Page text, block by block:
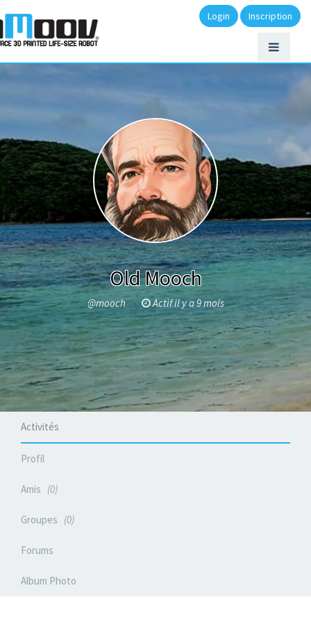
Login Inscription
Old Mooch
@mooch Actif il y a 9 mois
Activités
Profil
Amis 0
Groupes 0
Forums
Album Photo